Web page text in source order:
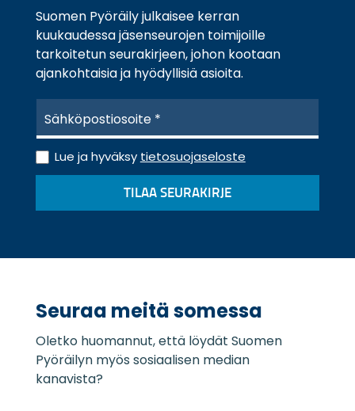
Suomen Pyöräily julkaisee kerran
kuukaudessa jäsenseurojen toimijoille
tarkoitetun seurakirjeen, johon kootaan
ajankohtaisia ja hyödyllisiä asioita.
h
k
ö
s
*
T
i
o
o
s
l
o
s
Lue ja hyväksy tietosuojaseloste
TILAA SEURAKIRJE
Seuraa meitä somessa
Oletko huomannut, että löydät Suomen
Pyöräilyn myös sosiaalisen median
kanavista?